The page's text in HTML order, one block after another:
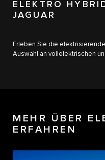
ELEKTRO
JAGUAR
Erleben Sie die
Auswahl an vollelektrischen
MEHR ÜBER
ERFAHREN